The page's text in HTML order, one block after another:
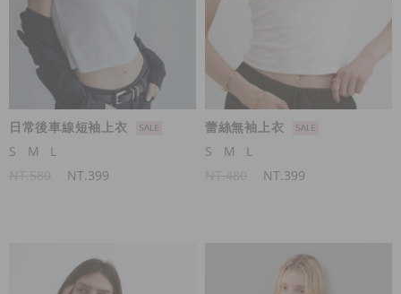
日常後車線短袖上衣
S
M
L
NT.399
蕾絲無袖上衣
S
M
L
NT.399